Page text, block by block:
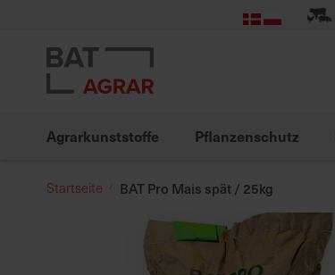
springen
Agrarkunststoffe Pflanzenschutz
Startseite BAT Pro Mais spät / 25kg